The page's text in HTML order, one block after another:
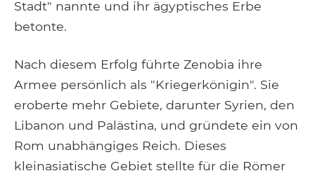
Stadt" nannte und ihr ägyptisches Erbe
betonte.
Nach diesem Erfolg führte Zenobia ihre
Armee persönlich als "Kriegerkönigin". Sie
eroberte mehr Gebiete, darunter Syrien, den
Libanon und Palästina, und gründete ein von
Rom unabhängiges Reich. Dieses
kleinasiatische Gebiet stellte für die Römer